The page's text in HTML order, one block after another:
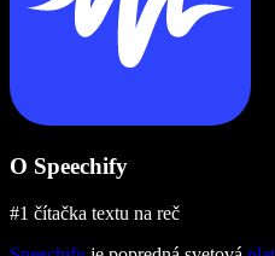
O Speechify
#1 čítačka textu na reč